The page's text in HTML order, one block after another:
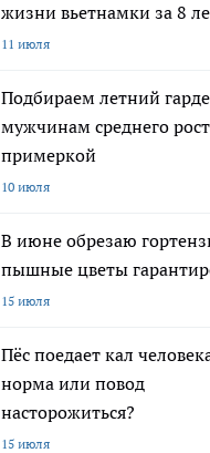
жизни вьетнамки за 8
11 июля
Подбираем летний
мужчинам среднего
примеркой
10 июля
В июне обрезаю
пышные цветы
15 июля
Пёс поедает кал
норма или повод
насторожиться?
15 июля